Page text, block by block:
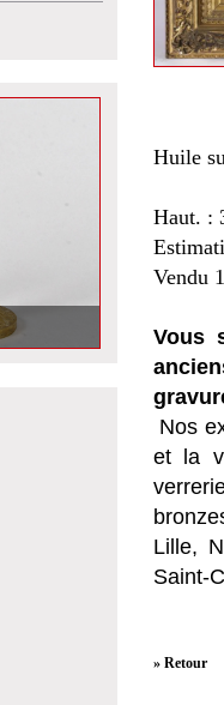
Huile
Haut. :
Vendu
Vous
Nos
et la
Lille,
Saint-
» Retour